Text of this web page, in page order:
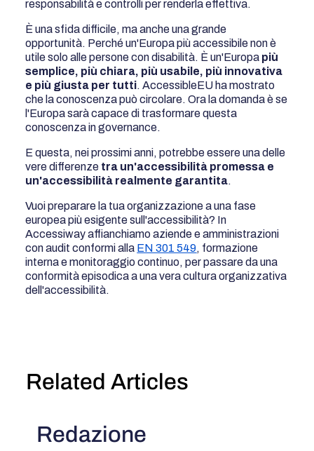
responsabilità e controlli per renderla effettiva.
È una sfida difficile, ma anche una grande
opportunità. Perché un'Europa più accessibile non è
utile solo alle persone con disabilità. È un'Europa più
semplice, più chiara, più usabile, più innovativa
e più giusta per tutti. AccessibleEU ha mostrato
che la conoscenza può circolare. Ora la domanda è se
l'Europa sarà capace di trasformare questa
conoscenza in governance.
E questa, nei prossimi anni, potrebbe essere una delle
vere differenze tra un'accessibilità promessa e
un'accessibilità realmente garantita.
Vuoi preparare la tua organizzazione a una fase
europea più esigente sull'accessibilità? In
Accessiway affianchiamo aziende e amministrazioni
con audit conformi alla EN 301 549, formazione
interna e monitoraggio continuo, per passare da una
conformità episodica a una vera cultura organizzativa
dell'accessibilità.
Redazione
Related Articles